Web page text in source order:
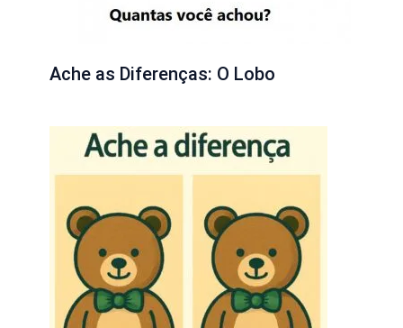
Ache as Diferenças: O Lobo